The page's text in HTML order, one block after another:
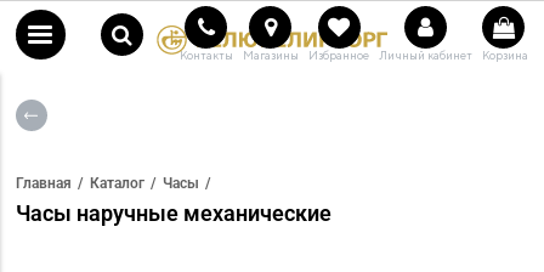
Контакты Магазины Избранное Личный кабинет Корзина
Главная Каталог Часы
Часы наручные механические